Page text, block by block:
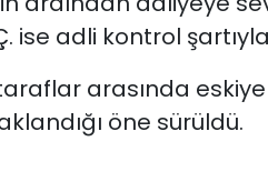
ise adli kontrol
arasında
öne sürüldü.